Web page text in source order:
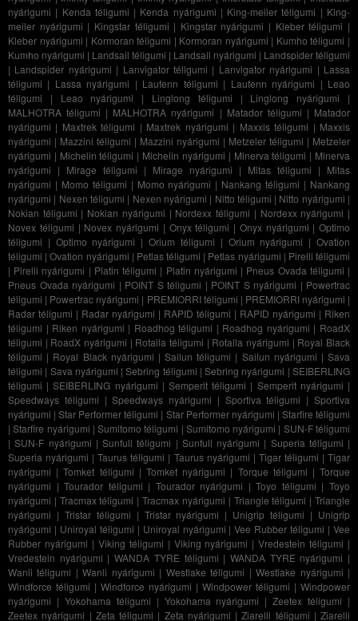
nyárigumi | Kenda téligumi | Kenda nyárigumi | King-meiler téligumi | King-
meiler nyárigumi | Kingstar téligumi | Kingstar nyárigumi | Kleber téligumi |
Kleber nyárigumi | Kormoran téligumi | Kormoran nyárigumi | Kumho téligumi |
Kumho nyárigumi | Landsail téligumi | Landsail nyárigumi | Landspider téligumi
| Landspider nyárigumi | Lanvigator téligumi | Lanvigator nyárigumi | Lassa
téligumi | Lassa nyárigumi | Laufenn téligumi | Laufenn nyárigumi | Leao
téligumi | Leao nyárigumi | Linglong téligumi | Linglong nyárigumi |
MALHOTRA téligumi | MALHOTRA nyárigumi | Matador téligumi | Matador
nyárigumi | Maxtrek téligumi | Maxtrek nyárigumi | Maxxis téligumi | Maxxis
nyárigumi | Mazzini téligumi | Mazzini nyárigumi | Metzeler téligumi | Metzeler
nyárigumi | Michelin téligumi | Michelin nyárigumi | Minerva téligumi | Minerva
nyárigumi | Mirage téligumi | Mirage nyárigumi | Mitas téligumi | Mitas
nyárigumi | Momo téligumi | Momo nyárigumi | Nankang téligumi | Nankang
nyárigumi | Nexen téligumi | Nexen nyárigumi | Nitto téligumi | Nitto nyárigumi |
Nokian téligumi | Nokian nyárigumi | Nordexx téligumi | Nordexx nyárigumi |
Novex téligumi | Novex nyárigumi | Onyx téligumi | Onyx nyárigumi | Optimo
téligumi | Optimo nyárigumi |Orium téligumi | Orium nyárigumi |Ovation
téligumi |Ovation nyárigumi | Petlas téligumi | Petlas nyárigumi | Pirelli téligumi
| Pirelli nyárigumi | Platin téligumi | Platin nyárigumi | Pneus Ovada téligumi |
Pneus Ovada nyárigumi | POINT S téligumi | POINT S nyárigumi | Powertrac
téligumi | Powertrac nyárigumi | PREMIORRI téligumi | PREMIORRI nyárigumi |
Radar téligumi | Radar nyárigumi | RAPID téligumi | RAPID nyárigumi | Riken
téligumi | Riken nyárigumi | Roadhog téligumi | Roadhog nyárigumi | RoadX
téligumi | RoadX nyárigumi | Rotalla téligumi | Rotalla nyárigumi | Royal Black
téligumi | Royal Black nyárigumi |Sailun téligumi | Sailun nyárigumi |Sava
téligumi | Sava nyárigumi |Sebring téligumi |Sebring nyárigumi |SEIBERLING
téligumi |SEIBERLING nyárigumi |Semperit téligumi | Semperit nyárigumi |
Speedways téligumi |Speedways nyárigumi | Sportiva téligumi |Sportiva
nyárigumi |Star Performer téligumi | Star Performer nyárigumi | Starfire téligumi
|Starfire nyárigumi |Sumitomo téligumi | Sumitomo nyárigumi | SUN-F téligumi
|SUN-F nyárigumi | Sunfull téligumi | Sunfull nyárigumi | Superia téligumi |
Superia nyárigumi |Taurus téligumi | Taurus nyárigumi | Tigar téligumi |Tigar
nyárigumi |Tomket téligumi | Tomket nyárigumi | Torque téligumi |Torque
nyárigumi |Tourador téligumi | Tourador nyárigumi |Toyo téligumi |Toyo
nyárigumi | Tracmax téligumi |Tracmax nyárigumi | Triangle téligumi |Triangle
nyárigumi | Tristar téligumi | Tristar nyárigumi | Unigrip téligumi | Unigrip
nyárigumi | Uniroyal téligumi | Uniroyal nyárigumi |Vee Rubber téligumi |Vee
Rubber nyárigumi | Viking téligumi | Viking nyárigumi |Vredestein téligumi |
Vredestein nyárigumi |WANDA TYRE téligumi | WANDA TYRE nyárigumi |
Wanli téligumi |Wanli nyárigumi | Westlake téligumi |Westlake nyárigumi |
Windforce téligumi | Windforce nyárigumi | Windpower téligumi | Windpower
nyárigumi | Yokohama téligumi | Yokohama nyárigumi |Zeetex téligumi |
Zeetex nyárigumi | Zeta téligumi | Zeta nyárigumi |Ziarelli téligumi | Ziarelli